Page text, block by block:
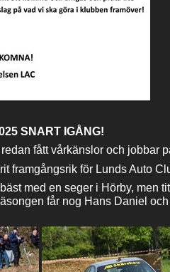
SNART IGÅNG!
fått vårkänslor och jobbar
framgångsrik för Lunds Auto
med en seger i Hörby, men
får nog Hans Daniel